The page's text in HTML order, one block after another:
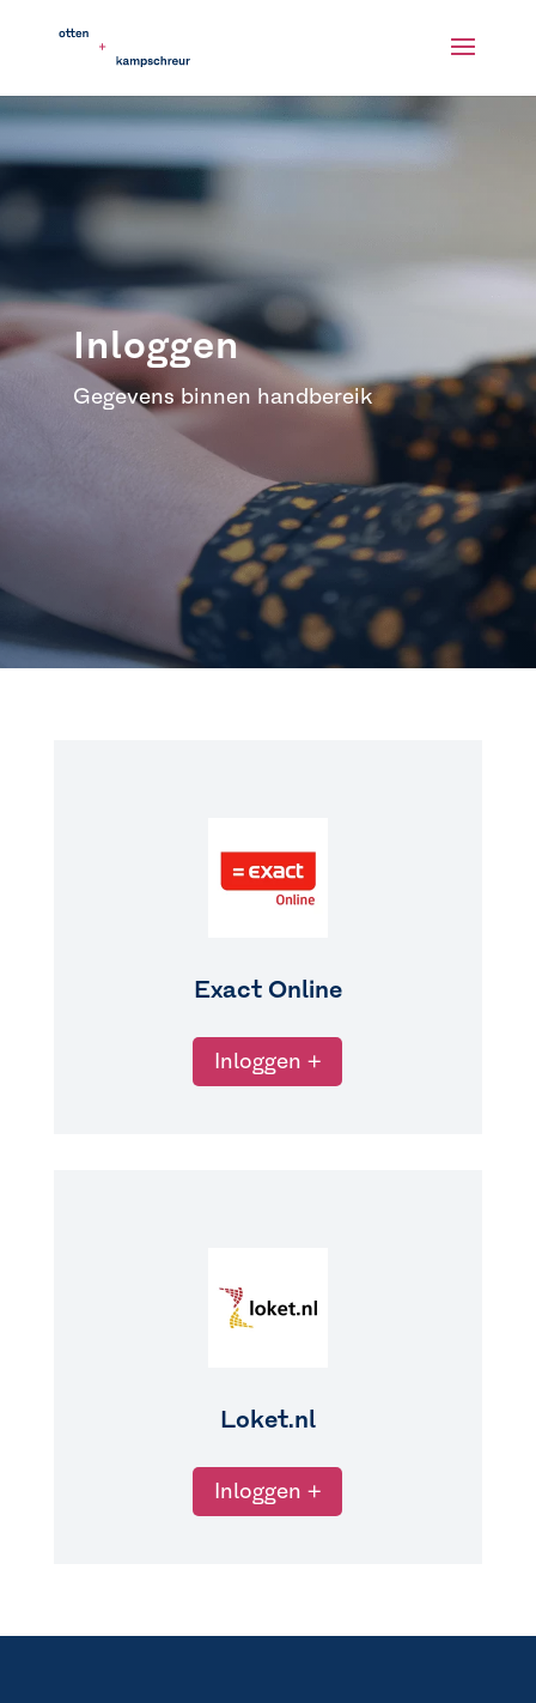
Inloggen
Gegevens binnen handbereik
Exact Online
Inloggen +
Loket.nl
Inloggen +